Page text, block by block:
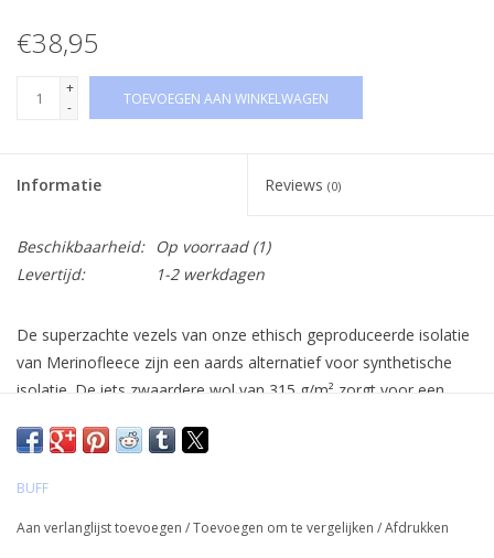
€38,95
+
-
TOEVOEGEN AAN WINKELWAGEN
Informatie Reviews (0)
Beschikbaarheid: Op voorraad(1)
Levertijd:
1-2 werkdagen
De superzachte vezels van onze ethisch geproduceerde isolatie
van Merinofleece zijn een aards alternatief voor synthetische
isolatie. De iets zwaardere wol van 315 g/m² zorgt voor een
naadloze constructie te combineren met de natuurlijke
wintersporters, kampeerders, wandelaars, boomknuffelaars en
BUFF
Aan verlanglijst toevoegen /Toevoegen om te vergelijken /Afdrukken